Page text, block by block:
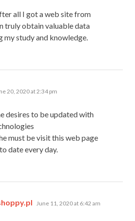
all I got a web site from
truly obtain valuable data
my study and knowledge.
20, 2020 at 2:34 pm
desires to be updated with
must be visit this web page
date every day.
says:
June 11, 2020 at 6:42 am